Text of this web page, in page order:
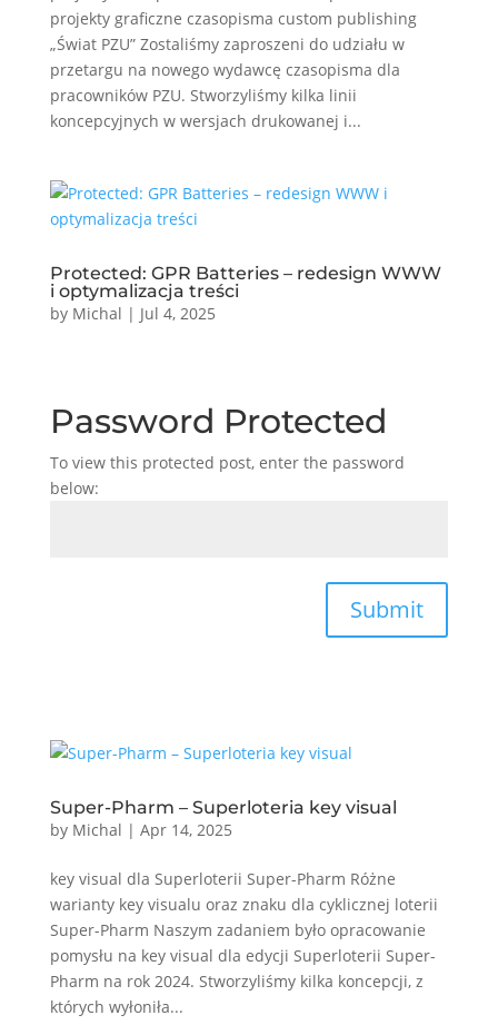
projekty graficzne czasopisma custom publishing
„Świat PZU” Zostaliśmy zaproszeni do udziału w
przetargu na nowego wydawcę czasopisma dla
pracowników PZU. Stworzyliśmy kilka linii
koncepcyjnych w wersjach drukowanej i...
Protected: GPR Batteries – redesign WWW
i optymalizacja treści
by Michal | Jul 4, 2025
Password Protected
To view this protected post, enter the password
below:
Submit
Super-Pharm – Superloteria key visual
by Michal | Apr 14, 2025
key visual dla Superloterii Super-Pharm Różne
warianty key visualu oraz znaku dla cyklicznej loterii
Super-Pharm Naszym zadaniem było opracowanie
pomysłu na key visual dla edycji Superloterii Super-
Pharm na rok 2024. Stworzyliśmy kilka koncepcji, z
których wyłoniła...